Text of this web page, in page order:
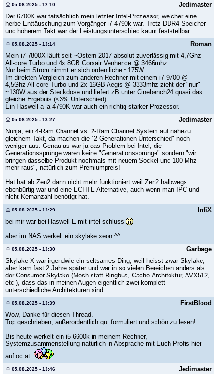
Jedimaster
05.08.2025 - 12:10
Der 6700K war tatsächlich mein letzter Intel-Prozessor, welcher eine
herbe Enttäuschung zum Vorgänger i7-4790k war. Trotz DDR4-Speicher
und höherem Takt war der Leistungsunterschied kaum feststellbar.
Roman
05.08.2025 - 13:14
Mein i7-7800X läuft seit ~Ostern 2017 absolut zuverlässig mit 4,7Ghz
All-core Turbo und 4x 8GB Corsair Venhence @ 3466mhz.
Nur beim Strom nimmt er sich ordentliche ~175W.
Im direkten Vergleich zum anderen Rechner mit einem i7-9700 @
4,5Ghz All-core Turbo und 2x 16GB Aegis @ 3333mhz zieht der "nur"
~130W aus der Steckdose und liefert zB unter Cinebench24 quasi das
gleiche Ergebnis (<3% Unterschied).
Ein Haswell a la 4790K war auch ein richtig starker Prozessor.
Jedimaster
05.08.2025 - 13:27
Nunja, ein 4-Ram Channel vs. 2-Ram Channel System auf nahezu
gleichem Takt, da machen die "2 Generationen Unterschied" noch
weniger aus. Genau as war ja das Problem bei Intel, die
Generationssprünge waren keine "Generationssprünge" sondern "wir
bringen dasselbe Produkt nochmals mit neuem Sockel und 100 Mhz
mehr raus", natürlich zum Premiumpreis!
Hat hat ab Zen2 dann nicht mehr funktioniert weil Zen2 halbwegs
ebenbürtig war und eine ECHTE Alternative, auch wenn man IPC und
nicht Kernanzahl benötigt hat.
InfiX
05.08.2025 - 13:29
bei mir war bei Haswell-E mit intel schluss
aber im NAS werkelt ein skylake xeon ^^
Garbage
05.08.2025 - 13:30
Skylake-X war irgendwie ein seltsames Ding, weil heisst zwar Skylake,
aber kam fast 2 Jahre später und war in so vielen Bereichen anders als
der Consumer Skylake (Mesh statt Ringbus, Cache-Architektur, AVX512,
etc.), dass das in meinen Augen eigentlich zwei komplett
unterschiedliche Architekturen sind.
FirstBlood
05.08.2025 - 13:39
Wow, Danke für diesen Thread.
Top geschrieben, außerordentlich gut formuliert und schön zu lesen!
Bis heute werkelt ein i5-6600k in meinem Rechner,
Systemzusammenstellung natürlich in Absprache mit Euch Profis hier
auf oc.at!
Jedimaster
05.08.2025 - 13:46